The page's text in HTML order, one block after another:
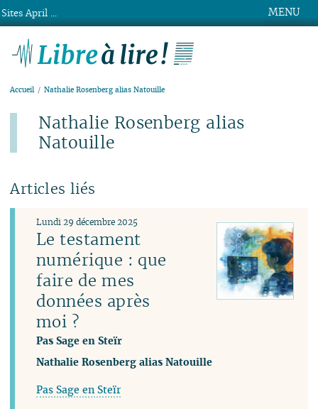
MENU
Accueil Nathalie Rosenberg alias Natouille
Nathalie Rosenberg alias
Natouille
Articles liés
Le testament
numérique : que
faire de mes
données après
moi ?
Pas Sage en Steïr
Lundi 29 décembre 2025
Nathalie Rosenberg alias Natouille
Pas Sage en Steïr
Sites April ...